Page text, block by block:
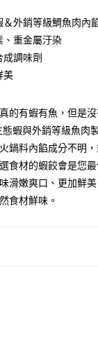
含以上)免運費
含以上)免運費
外銷等級鯛魚肉內
重金屬汙染
調味劑
美
的有蝦有魚，但是
蝦與外銷等級魚肉
鍋料內餡成分不明
食材的蝦餃會是您
滑嫩爽口、更加鮮
食材鮮味。